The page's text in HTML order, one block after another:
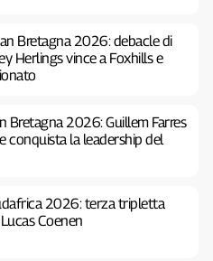
Bretagna 2026: debacle di
Herlings vince a Foxhills e
Bretagna 2026: Guillem Farres
conquista la leadership del
2026: terza tripletta
Coenen